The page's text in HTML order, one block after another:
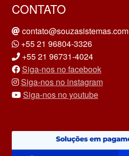
CONTATO
contato@souzasistemas.com
+55 21 96804-3326
+55 21 96731-4024
Siga-nos no facebook
Siga-nos no instagram
Siga-nos no youtube